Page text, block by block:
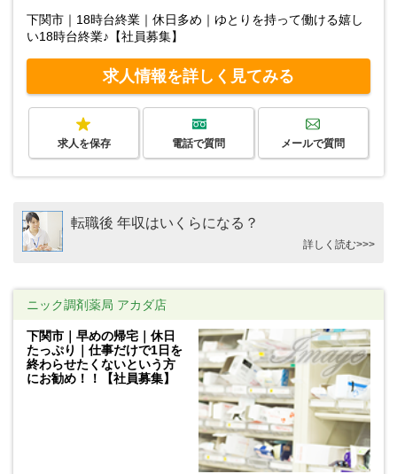
下関市｜18時台終業｜休日多め｜ゆとりを持って働ける嬉し
い18時台終業♪【社員募集】
求人情報を詳しく見てみる
求人を保存 電話で質問 メールで質問
転職後 年収はいくらになる？
詳しく読む>>>
ニック調剤薬局 アカダ店
下関市｜早めの帰宅｜休日
たっぷり｜仕事だけで1日を
終わらせたくないという方
にお勧め！！【社員募集】